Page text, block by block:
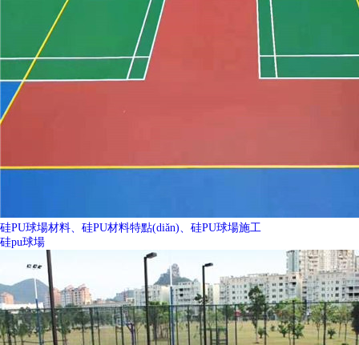
硅PU球場材料、硅PU材料特點(diǎn)、硅PU球場施工
硅pu球場